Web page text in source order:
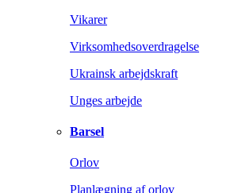
Vikarer
Virksomhedsoverdragelse
Ukrainsk arbejdskraft
Unges arbejde
Barsel
Orlov
Planlægning af orlov